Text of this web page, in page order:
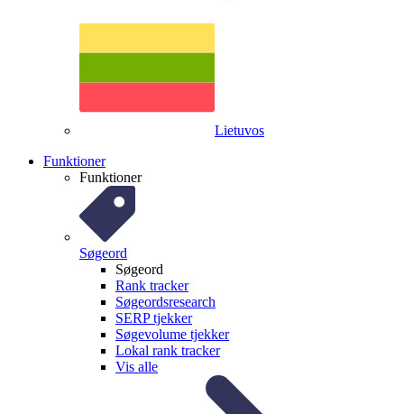
Lietuvos
Funktioner
Funktioner
Søgeord
Søgeord
Rank tracker
Søgeordsresearch
SERP tjekker
Søgevolume tjekker
Lokal rank tracker
Vis alle